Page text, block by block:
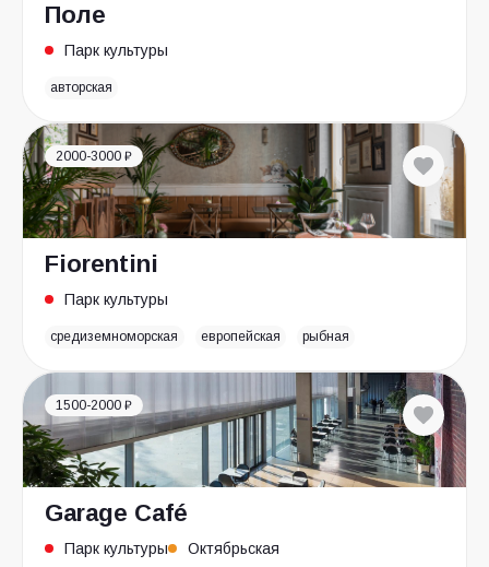
Поле
Парк культуры
авторская
2000-3000 ₽
Fiorentini
Парк культуры
средиземноморская европейская рыбная
1500-2000 ₽
Garage Café
Парк культуры Октябрьская